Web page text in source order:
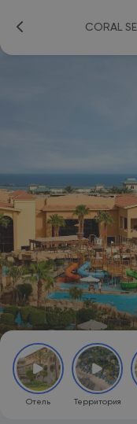
CORAL
Отель Территория